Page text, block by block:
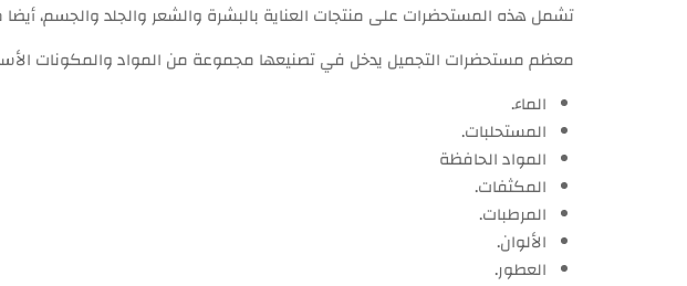
تشمل هذه المستحضرات على منتجات العناية بالبشرة والشعر والجلد والجسم،
معظم مستحضرات التجميل يدخل في تصنيعها مجموعة من المواد والمكونات
الماء.
المستحلبات.
المواد الحافظة
المكثفات.
المرطبات.
الألوان.
العطور.